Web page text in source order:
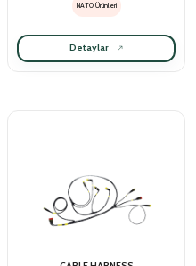
NATO Ürünleri
Detaylar